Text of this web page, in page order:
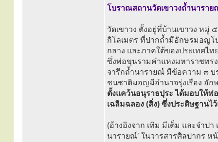
โบราณสถานวัดเขาวงถ้ำนาราย
วัดเขาวง ตั้งอยู่ที่บ้านเขาวง หมู่
กิโลเมตร ที่ปากถ้ำมีอักษรมอญโ
กลาง และภาคใต้ของประเทศ
ซึ่งพ่อขุนรามคำแหงมหาราชทร
จารึกถ้ำนารายณ์ มีข้อความ ๓
ชนชาติมอญมีอำนาจรุ่งเรือง อัก
ตั้งแคว้นอนุราธปุระ ได้มอบให้พ่
เฉลิมฉลอง (สิ่ง) ซึ่งประดิษฐานไ
(อ้างอิงจาก เทิม มีเต็ม และจำป
นารายณ์’ ในวารสารศิลปากร